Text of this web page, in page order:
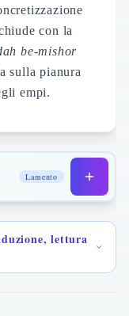
con la
be-mishor
sulla pianura
empi.
Lamento
lettura